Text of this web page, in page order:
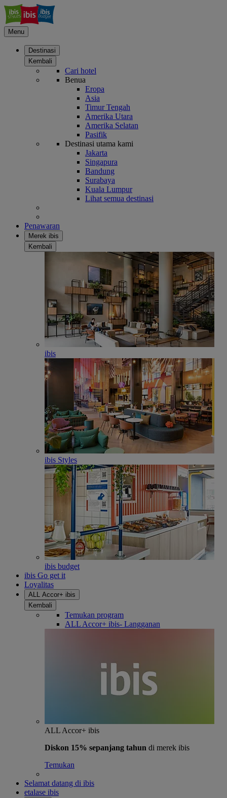
Menu
Destinasi
Kembali
Cari hotel
Benua
Eropa
Asia
Timur Tengah
Amerika Utara
Amerika Selatan
Pasifik
Destinasi utama kami
Jakarta
Singapura
Bandung
Surabaya
Kuala Lumpur
Lihat semua destinasi
Penawaran
Merek ibis
Kembali
ibis
ibis Styles
ibis budget
ibis Go get it
Loyalitas
ALL Accor+ ibis
Kembali
Temukan program
ALL Accor+ ibis- Langganan
ALL Accor+ ibis
Diskon 15% sepanjang tahun di merek ibis
Temukan
Selamat datang di ibis
etalase ibis